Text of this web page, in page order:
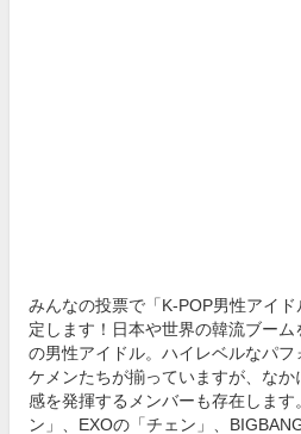
みんなの投票で「K-POP男性アイ
定します！日本や世界の韓流ブー
の男性アイドル。ハイレベルなパ
ケメンたちが揃っていますが、な
感を発揮するメンバーも存在します
ン」、EXOの「チェン」、